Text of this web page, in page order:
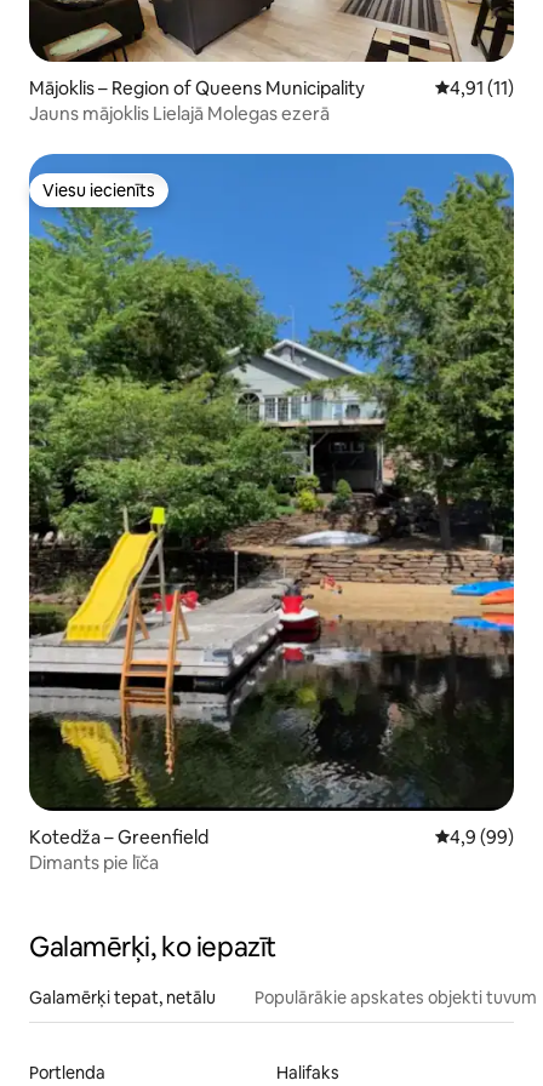
Mājoklis – Region of Queens Municipality Vidējais
4,91 (11)
Jauns mājoklis Lielajā Molegas ezerā
Viesu iecienīts
Viesu iecienīts
Kotedža – Greenfield Vidējais
4,9 (99)
Dimants pie līča
Galamērķi, ko iepazīt
Galamērķi tepat, netālu Populārākie apskates objekti
Portlenda
Halifaks